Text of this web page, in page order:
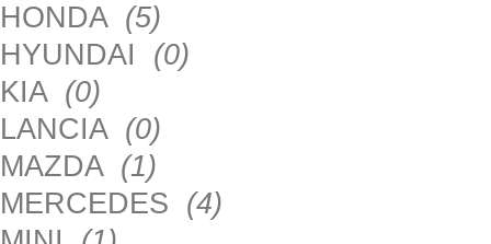
HONDA (5)
HYUNDAI (0)
KIA (0)
LANCIA (0)
MAZDA (1)
MERCEDES (4)